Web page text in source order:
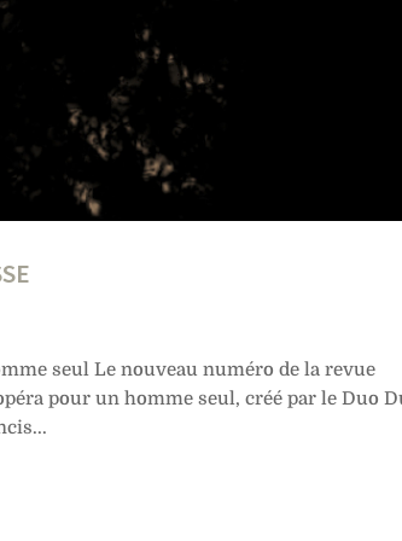
seul Le nouveau numéro de la revue
pour un homme seul, créé par le Duo